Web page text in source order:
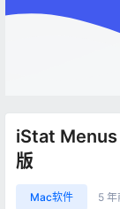
iStat
版
Mac软件 5 年